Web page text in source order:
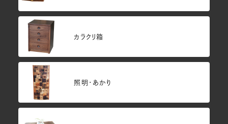
カラクリ箱
照明・あかり